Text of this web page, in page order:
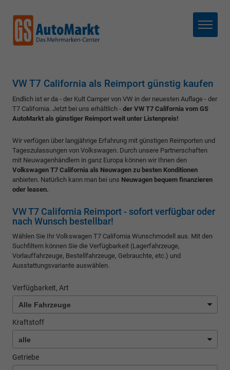
Menü
VW T7 California als Reimport günstig kaufen
Endlich ist er da - der Kult Camper von VW in der neuesten Auflage - der
T7 California. Jetzt bei uns erhältlich - der VW T7 California vom GS
AutoMarkt als günstiger Reimport weit unter Listenpreis!
Wir verfügen über langjährige Erfahrung mit günstigen Reimporten und
Tageszulassungen von Volkswagen. Durch unsere Partnerschaften
mit Neuwagenhändlern in ganz Europa können wir Ihnen den
Volkswagen T7 California als Neuwagen zu besten Konditionen
anbieten. Natürlich kann man bei uns Neuwagen bequem finanzieren
oder leasen.
VW T7 California Reimport - sofort verfügbar oder
nach Wunsch bestellbar!
Wählen Sie Ihr Volkswagen T7 California Wunschmodell aus. Mit den
Suchfiltern können Sie die Verfügbarkeit (Lagerfahrzeuge,
Vorlauffahrzeuge, Bestellfahrzeuge, Gebrauchte, etc.) und
Ausstattungsvariante auswählen.
Verfügbarkeit, Art
Kraftstoff
Getriebe